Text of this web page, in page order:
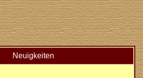
Neuigkeiten